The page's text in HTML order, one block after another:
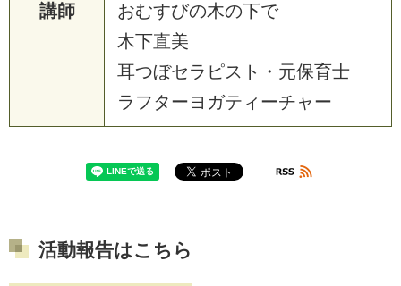
講師
おむすびの木の下で
木下直美
耳つぼセラピスト・元保育士
ラフターヨガティーチャー
活動報告はこちら